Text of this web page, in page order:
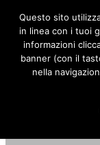
Questo sito
in linea con i tuoi
informazioni
banner (con il
nella